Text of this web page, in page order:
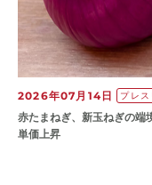
2026年07月14日 プレス
赤たまねぎ、新玉ねぎの
単価上昇